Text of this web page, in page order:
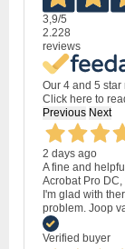
3,9/5
2.228
reviews
Our 4 and 5 star
Click here to
Previous Next
2 days ago
A fine and
Acrobat Pro
I'm glad with
problem. Joop
Verified buyer